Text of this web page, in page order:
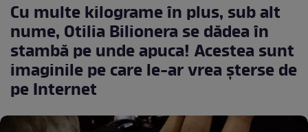
Cu multe kilograme în plus, sub alt
nume, Otilia Bilionera se dădea în
stambă pe unde apuca! Acestea sunt
imaginile pe care le-ar vrea șterse de
pe Internet